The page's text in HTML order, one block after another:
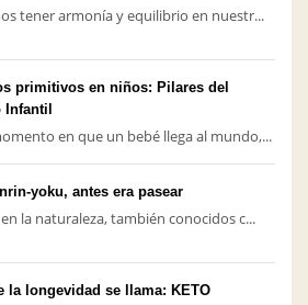
tener armonía y equilibrio en nuestr...
primitivos en niños: Pilares del
Infantil
en que un bebé llega al mundo,...
yoku, antes era pasear
la naturaleza, también conocidos c...
la longevidad se llama: KETO